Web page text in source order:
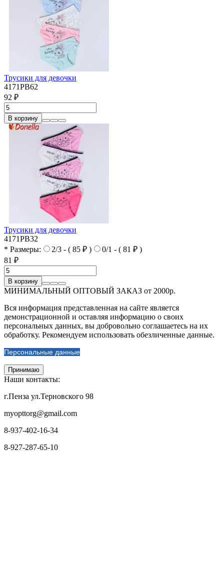
Трусики для девочки
4171PB62
92 ₽
В корзину
Трусики для девочки
4171PB32
* Размеры:
2/3 - ( 85 ₽ )
0/1 - ( 81 ₽ )
81 ₽
В корзину
МИНИМАЛЬНЫЙ ОПТОВЫЙ ЗАКАЗ от 2000р.
Вся информация представленная на сайте является
демонстрационной и оставляя информацию о своих
персональных данных, вы добровольно соглашаетесь на их
обработку. Рекомендуем использовать обезличенные данные.
Персональные данные
Принимаю
Наши контакты:
г.Пенза ул.Терновского 98
myopttorg@gmail.com
8-937-402-16-34
8-927-287-65-10